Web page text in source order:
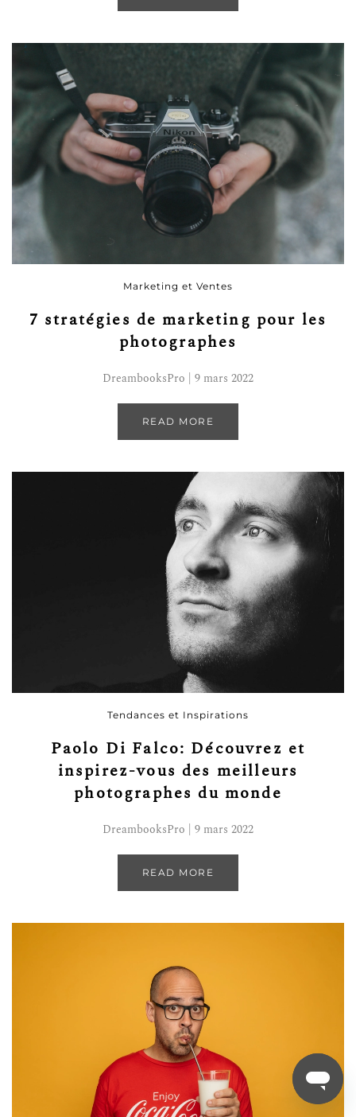
Marketing et Ventes
7 stratégies de marketing pour les
photographes
DreambooksPro | 9 mars 2022
READ MORE
Tendances et Inspirations
Paolo Di Falco: Découvrez et
inspirez-vous des meilleurs
photographes du monde
DreambooksPro | 9 mars 2022
READ MORE